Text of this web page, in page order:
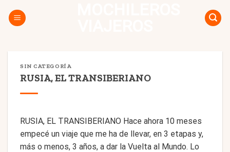
SIN CATEGORÍA
RUSIA, EL TRANSIBERIANO
RUSIA, EL TRANSIBERIANO Hace ahora 10 meses
empecé un viaje que me ha de llevar, en 3 etapas y,
más o menos, 3 años, a dar la Vuelta al Mundo. Lo